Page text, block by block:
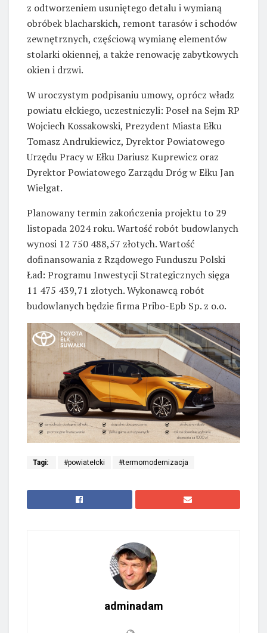
z odtworzeniem usuniętego detalu i wymianą
obróbek blacharskich, remont tarasów i schodów
zewnętrznych, częściową wymianę elementów
stolarki okiennej, a także renowację zabytkowych
okien i drzwi.
W uroczystym podpisaniu umowy, oprócz władz
powiatu ełckiego, uczestniczyli: Poseł na Sejm RP
Wojciech Kossakowski, Prezydent Miasta Ełku
Tomasz Andrukiewicz, Dyrektor Powiatowego
Urzędu Pracy w Ełku Dariusz Kuprewicz oraz
Dyrektor Powiatowego Zarządu Dróg w Ełku Jan
Wielgat.
Planowany termin zakończenia projektu to 29
listopada 2024 roku. Wartość robót budowlanych
wynosi 12 750 488,57 złotych. Wartość
dofinansowania z Rządowego Funduszu Polski
Ład: Programu Inwestycji Strategicznych sięga
11 475 439,71 złotych. Wykonawcą robót
budowlanych będzie firma Pribo-Epb Sp. z o.o.
Tagi: #powiatełcki #termomodernizacja
adminadam